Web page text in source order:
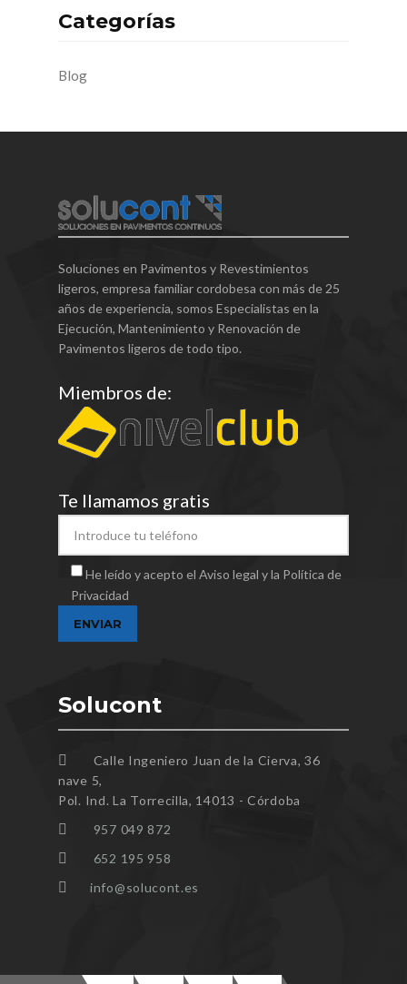
Categorías
Blog
Soluciones en Pavimentos y Revestimientos
ligeros, empresa familiar cordobesa con más de 25
años de experiencia, somos Especialistas en la
Ejecución, Mantenimiento y Renovación de
Pavimentos ligeros de todo tipo.
Miembros de:
Te llamamos gratis
He leído y acepto el Aviso legal y la Política de
Privacidad
Solucont
Calle Ingeniero Juan de la Cierva, 36
nave 5,
Pol. Ind. La Torrecilla, 14013 - Córdoba
957 049 872
652 195 958
info@solucont.es